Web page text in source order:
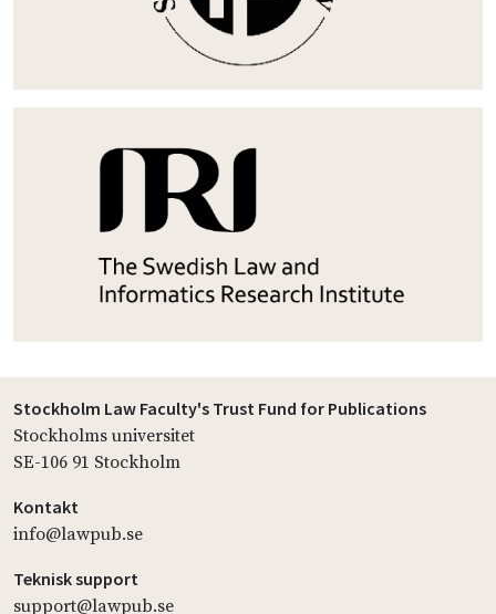
Stockholm Law Faculty's Trust Fund for Publications
Stockholms universitet
SE-106 91 Stockholm
Kontakt
info@lawpub.se
Teknisk support
support@lawpub.se